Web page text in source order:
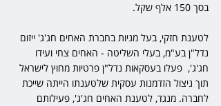
בסך 150 אלף שקל.
לטענת חזקי, בעל מניות בחברת האחים חג'ג' ייזום
נדל"ן בע"מ, בעלי השליטה - האחים צחי ועידו
חג'ג',  פעלו בעסקאות נדל"ן פרטיות מחוץ לישראל
תוך ניצול הזדמנות עסקית שלטענתו הייתה שייכת
לחברה. מנגד, לטענת האחים חג'ג', פעילותם